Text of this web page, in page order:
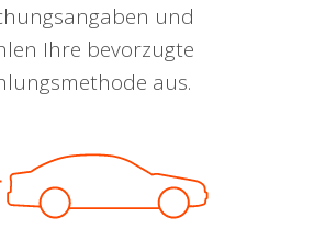
und
Ihre bevorzugte
aus.